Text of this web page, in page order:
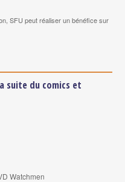
SFU peut réaliser un bénéfice sur
suite du comics et
Watchmen